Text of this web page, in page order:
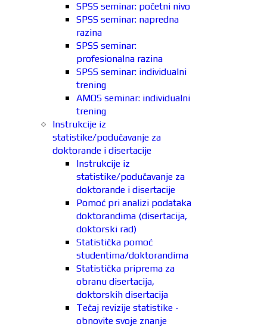
SPSS seminar: početni nivo
SPSS seminar: napredna
razina
SPSS seminar:
profesionalna razina
SPSS seminar: individualni
trening
AMOS seminar: individualni
trening
Instrukcije iz
statistike/podučavanje za
doktorande i disertacije
Instrukcije iz
statistike/podučavanje za
doktorande i disertacije
Pomoć pri analizi podataka
doktorandima (disertacija,
doktorski rad)
Statistička pomoć
studentima/doktorandima
Statistička priprema za
obranu disertacija,
doktorskih disertacija
Tečaj revizije statistike -
obnovite svoje znanje